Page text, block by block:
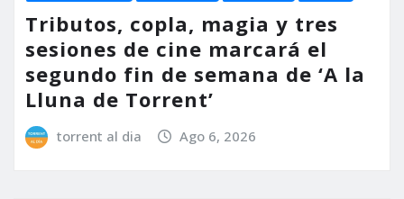
Tributos, copla, magia y tres
sesiones de cine marcará el
segundo fin de semana de ‘A la
Lluna de Torrent’
torrent al dia Ago 6, 2026